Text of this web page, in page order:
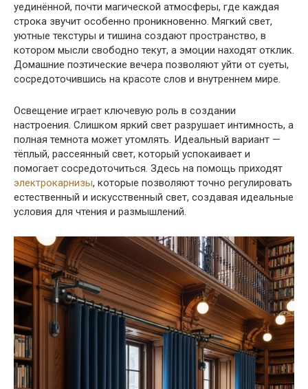
уединённой, почти магической атмосферы, где каждая
строка звучит особенно проникновенно. Мягкий свет,
уютные текстуры и тишина создают пространство, в
котором мысли свободно текут, а эмоции находят отклик.
Домашние поэтические вечера позволяют уйти от суеты,
сосредоточившись на красоте слов и внутреннем мире.
Освещение играет ключевую роль в создании
настроения. Слишком яркий свет разрушает интимность, а
полная темнота может утомлять. Идеальный вариант —
тёплый, рассеянный свет, который успокаивает и
помогает сосредоточиться. Здесь на помощь приходят
электрокарнизы, которые позволяют точно регулировать
естественный и искусственный свет, создавая идеальные
условия для чтения и размышлений.